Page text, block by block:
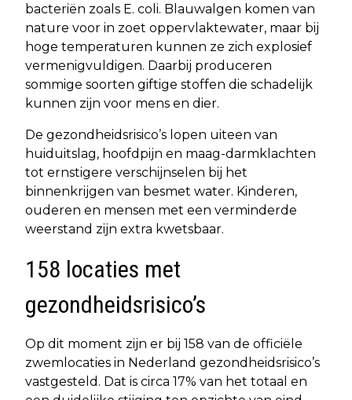
bacteriën zoals E. coli. Blauwalgen komen van
nature voor in zoet oppervlaktewater, maar bij
hoge temperaturen kunnen ze zich explosief
vermenigvuldigen. Daarbij produceren
sommige soorten giftige stoffen die schadelijk
kunnen zijn voor mens en dier.
De gezondheidsrisico’s lopen uiteen van
huiduitslag, hoofdpijn en maag-darmklachten
tot ernstigere verschijnselen bij het
binnenkrijgen van besmet water. Kinderen,
ouderen en mensen met een verminderde
weerstand zijn extra kwetsbaar.
158 locaties met
gezondheidsrisico’s
Op dit moment zijn er bij 158 van de officiële
zwemlocaties in Nederland gezondheidsrisico’s
vastgesteld. Dat is circa 17% van het totaal en